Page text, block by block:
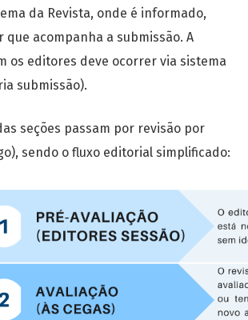
da Revista, onde é informado,
acompanha a submissão. A
os editores deve ocorrer via sistema
submissão).
seções passam por revisão por
sendo o fluxo editorial simplificado: